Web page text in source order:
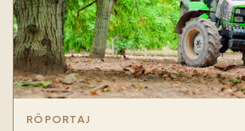
RÖPORTAJ